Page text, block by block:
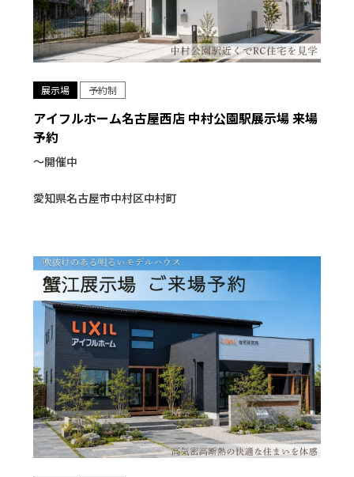
展示場 予約制
アイフルホーム名古屋西店 中村公園駅展示場 来場
予約
〜開催中
愛知県名古屋市中村区中村町